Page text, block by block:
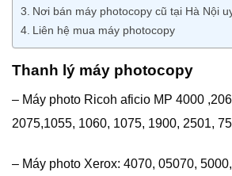
Nơi bán máy photocopy cũ tại Hà Nội
Liên hệ mua máy photocopy
Thanh lý máy photocopy
– Máy photo Ricoh aficio MP 4000
2075,1055, 1060, 1075, 1900, 2501,
– Máy photo Xerox: 4070, 05070,